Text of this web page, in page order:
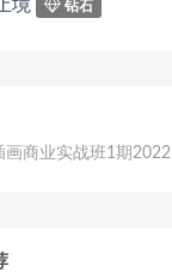
境 钻石
画商业实战班1期2022